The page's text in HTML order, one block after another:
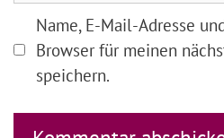
Name, E-Mail-Adresse
Browser für meinen
speichern.